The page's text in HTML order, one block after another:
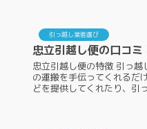
引っ越し業者選び
忠立引越し便の口コミ
忠立引越し便の特徴 引っ
の運搬を手伝ってくれるだ
どを提供してくれたり、引